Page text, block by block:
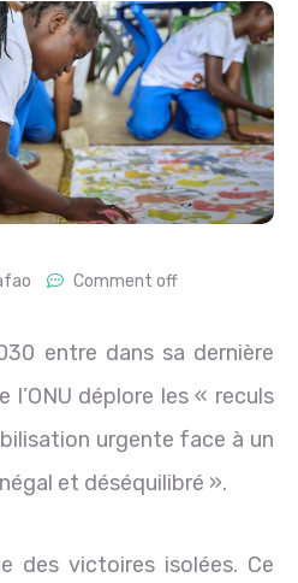
Comment off
entre dans sa dernière
déplore les « reculs
urgente face à un
et déséquilibré ».
des victoires isolées. Ce